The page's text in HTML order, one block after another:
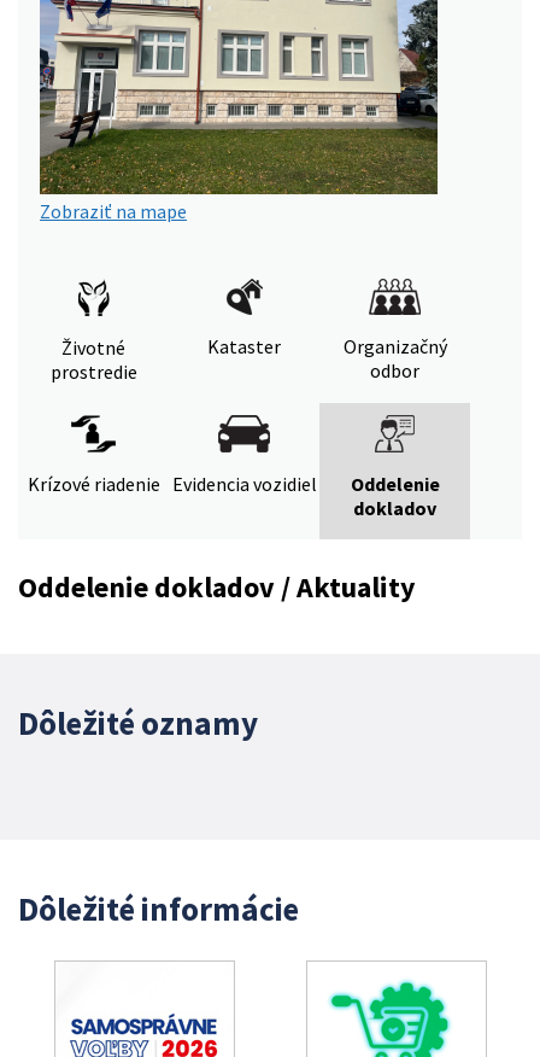
Zobraziť na mape
Životné
prostredie
Kataster
Organizačný
odbor
Krízové riadenie Evidencia vozidiel
Oddelenie
dokladov
Oddelenie dokladov / Aktuality
Dôležité oznamy
Dôležité informácie